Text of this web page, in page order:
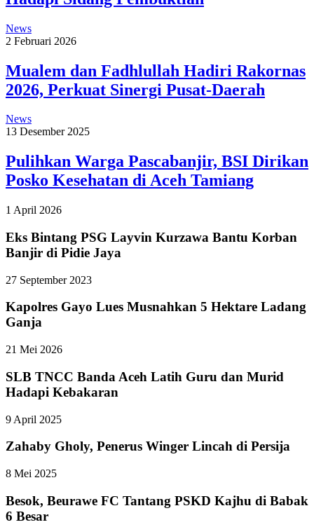
News
2 Februari 2026
Mualem dan Fadhlullah Hadiri Rakornas
2026, Perkuat Sinergi Pusat-Daerah
News
13 Desember 2025
Pulihkan Warga Pascabanjir, BSI Dirikan
Posko Kesehatan di Aceh Tamiang
1 April 2026
Eks Bintang PSG Layvin Kurzawa Bantu Korban
Banjir di Pidie Jaya
27 September 2023
Kapolres Gayo Lues Musnahkan 5 Hektare Ladang
Ganja
21 Mei 2026
SLB TNCC Banda Aceh Latih Guru dan Murid
Hadapi Kebakaran
9 April 2025
Zahaby Gholy, Penerus Winger Lincah di Persija
8 Mei 2025
Besok, Beurawe FC Tantang PSKD Kajhu di Babak
6 Besar